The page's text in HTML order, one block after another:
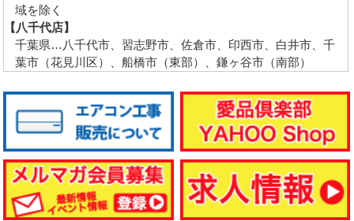
域を除く
【八千代店】
千葉県…八千代市、習志野市、佐倉市、印西市、白井市、千
葉市（花見川区）、船橋市（東部）、鎌ヶ谷市（南部）